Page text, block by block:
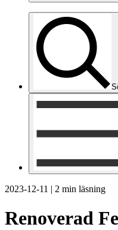
2023-12-11 | 2 min läsning
Renoverad